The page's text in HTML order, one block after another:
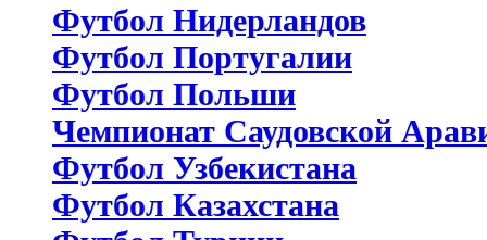
Футбол Нидерландов
Футбол Португалии
Футбол Польши
Чемпионат Саудовской
Футбол Узбекистана
Футбол Казахстана